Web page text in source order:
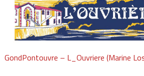
GondPontouvre – L_Ouvriere (Marine